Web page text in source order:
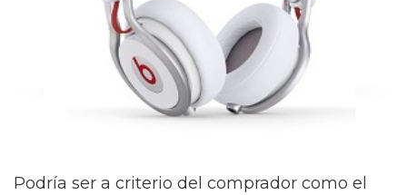
Podría ser a criterio del comprador como el